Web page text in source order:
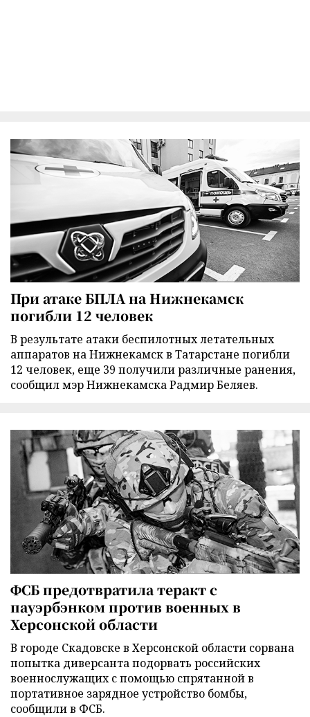
При атаке БПЛА на Нижнекамск
погибли 12 человек
В результате атаки беспилотных летательных
аппаратов на Нижнекамск в Татарстане погибли
12 человек, еще 39 получили различные ранения,
сообщил мэр Нижнекамска Радмир Беляев.
ФСБ предотвратила теракт с
пауэрбэнком против военных в
Херсонской области
В городе Скадовске в Херсонской области сорвана
попытка диверсанта подорвать российских
военнослужащих с помощью спрятанной в
портативное зарядное устройство бомбы,
сообщили в ФСБ.